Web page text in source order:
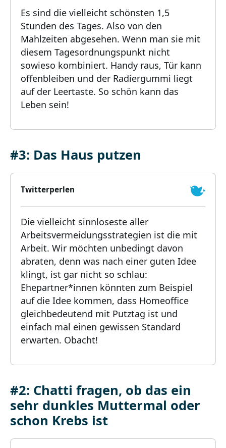
Es sind die vielleicht schönsten 1,5
Stunden des Tages. Also von den
Mahlzeiten abgesehen. Wenn man sie mit
diesem Tagesordnungspunkt nicht
sowieso kombiniert. Handy raus, Tür kann
offenbleiben und der Radiergummi liegt
auf der Leertaste. So schön kann das
Leben sein!
#3: Das Haus putzen
Twitterperlen
Die vielleicht sinnloseste aller
Arbeitsvermeidungsstrategien ist die mit
Arbeit. Wir möchten unbedingt davon
abraten, denn was nach einer guten Idee
klingt, ist gar nicht so schlau:
Ehepartner*innen könnten zum Beispiel
auf die Idee kommen, dass Homeoffice
gleichbedeutend mit Putztag ist und
einfach mal einen gewissen Standard
erwarten. Obacht!
#2: Chatti fragen, ob das ein
sehr dunkles Muttermal oder
schon Krebs ist